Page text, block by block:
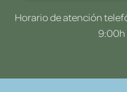
Horario de atención
9:00h